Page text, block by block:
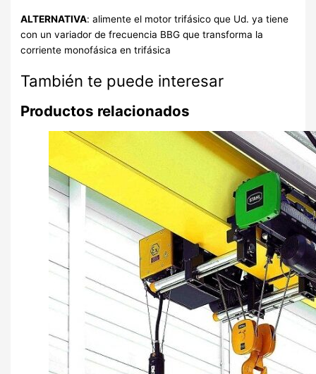
ALTERNATIVA: alimente el motor trifásico que Ud. ya tiene
con un variador de frecuencia BBG que transforma la
corriente monofásica en trifásica
También te puede interesar
Productos relacionados